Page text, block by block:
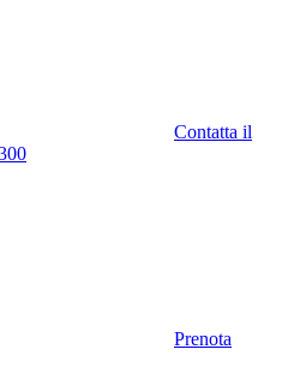
Contatta il
Prenota